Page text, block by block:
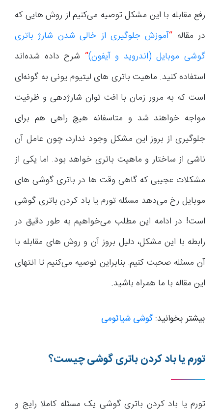
رفع مقابله با این مشکل توصیه می‌کنیم از روش هایی که
در مقاله “آموزش جلوگیری از خالی شدن شارژ باتری
گوشی موبایل (اندروید و آیفون)“ شرح داده شده‌اند
استفاده کنید. ماهیت باتری های لیتیوم یونی به گونه‌ای
است که به مرور زمان با افت توان شارژدهی و ظرفیت
مواجه خواهند شد و متاسفانه هیچ راهی هم برای
جلوگیری از بروز این مشکل وجود ندارد، چون عامل آن
ناشی از ساختار و ماهیت باتری خواهد بود. اما یکی از
مشکلات عجیبی که گاهی وقت ها در باتری گوشی های
موبایل رخ می‌دهد مسئله تورم یا باد کردن باتری گوشی
است! در ادامه این مطلب می‌خواهیم به طور دقیق در
رابطه با این مشکل، دلیل بروز آن و روش های مقابله با
آن مسئله صحبت کنیم. بنابراین توصیه می‌کنیم تا انتهای
این مقاله با ما همراه باشید.
بیشتر بخوانید:گوشی شیائومی
تورم یا باد کردن باتری گوشی چیست؟
تورم یا باد کردن باتری گوشی یک مسئله کاملا رایج و